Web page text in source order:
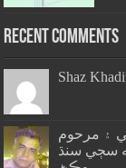
Recent Comments
Shaz
۽ مرحوم
سڄي سنڌ